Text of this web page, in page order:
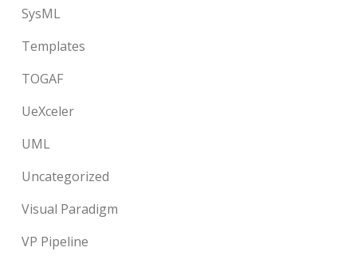
SysML
Templates
TOGAF
UeXceler
UML
Uncategorized
Visual Paradigm
VP Pipeline